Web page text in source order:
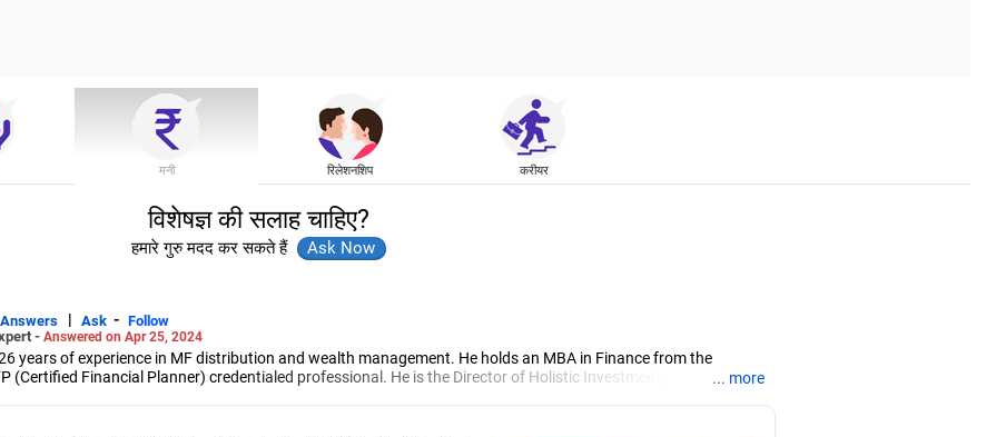
मनी रिलेशनशिप करीयर
विशेषज्ञ की सलाह चाहिए?
हमारे गुरु मदद कर सकते हैं
| Ask - Follow
- Answered on Apr 25, 2024
years of experience in MF distribution and wealth management. He holds an MBA in Finance from the
(Certified Financial Planner) credentialed professional. He is the Director of Holistic Investment, a Chennai-
and other investment solutions.
... more